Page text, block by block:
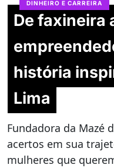
DINHEIRO E CARREIRA
De faxineira
história
Lima
Fundadora da Mazé
acertos em sua
mulheres que